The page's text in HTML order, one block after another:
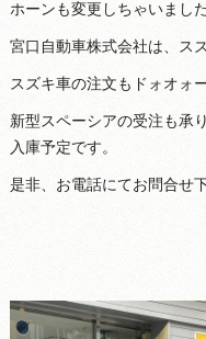
ホーンも変更しちゃいまし
宮口自動車株式会社は、ス
スズキ車の注文もドォオォ
新型スペーシアの受注も承
入庫予定です。
是非、お電話にてお問合せ下